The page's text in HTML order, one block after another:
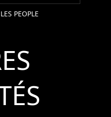
PEOPLE